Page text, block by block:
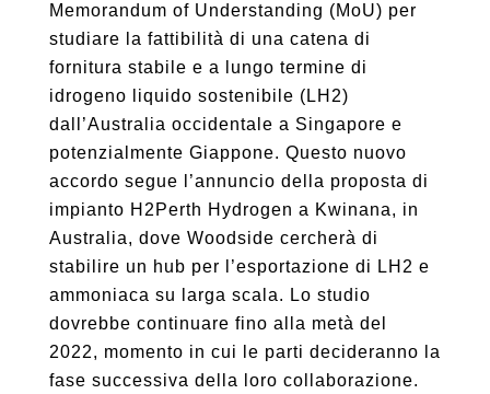
Memorandum of Understanding (MoU) per
studiare la fattibilità di una catena di
fornitura stabile e a lungo termine di
idrogeno liquido sostenibile (LH2)
dall’Australia occidentale a Singapore e
potenzialmente Giappone. Questo nuovo
accordo segue l’annuncio della proposta di
impianto H2Perth Hydrogen a Kwinana, in
Australia, dove Woodside cercherà di
stabilire un hub per l’esportazione di LH2 e
ammoniaca su larga scala. Lo studio
dovrebbe continuare fino alla metà del
2022, momento in cui le parti decideranno la
fase successiva della loro collaborazione.